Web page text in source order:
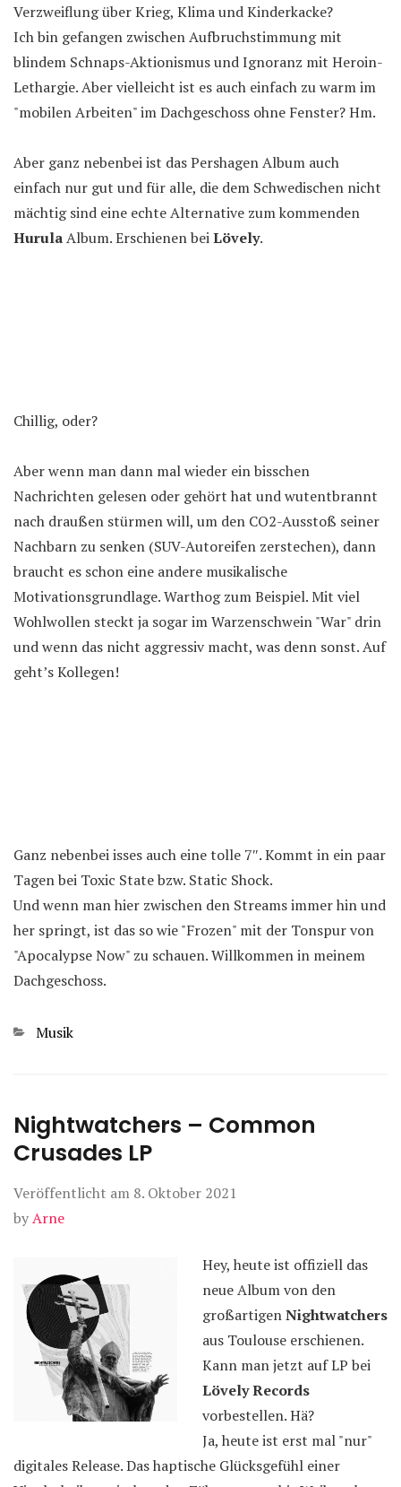
Verzweiflung über Krieg, Klima und Kinderkacke?
Ich bin gefangen zwischen Aufbruchstimmung mit
blindem Schnaps-Aktionismus und Ignoranz mit Heroin-
Lethargie. Aber vielleicht ist es auch einfach zu warm im
"mobilen Arbeiten" im Dachgeschoss ohne Fenster? Hm.
Aber ganz nebenbei ist das Pershagen Album auch
einfach nur gut und für alle, die dem Schwedischen nicht
mächtig sind eine echte Alternative zum kommenden
HurulaAlbum. Erschienen beiLövely.
Chillig, oder?
Aber wenn man dann mal wieder ein bisschen
Nachrichten gelesen oder gehört hat und wutentbrannt
nach draußen stürmen will, um den CO2-Ausstoß seiner
Nachbarn zu senken (SUV-Autoreifen zerstechen), dann
braucht es schon eine andere musikalische
Motivationsgrundlage. Warthog zum Beispiel. Mit viel
Wohlwollen steckt ja sogar im Warzenschwein "War" drin
und wenn das nicht aggressiv macht, was denn sonst. Auf
geht’s Kollegen!
Ganz nebenbei isses auch eine tolle 7″. Kommt in ein paar
Tagen bei Toxic State bzw. Static Shock.
Und wenn man hier zwischen den Streams immer hin und
her springt, ist das so wie "Frozen" mit der Tonspur von
"Apocalypse Now" zu schauen. Willkommen in meinem
Dachgeschoss.
Kategorien
Musik
Nightwatchers – Common
Crusades LP
Veröffentlicht am 8. Oktober 2021
byArne
Hey, heute ist offiziell das
neue Album von den
großartigenNightwatchers
aus Toulouse erschienen.
Kann man jetzt auf LP bei
Lövely Records
vorbestellen. Hä?
Ja, heute ist erst mal "nur"
digitales Release. Das haptische Glücksgefühl einer